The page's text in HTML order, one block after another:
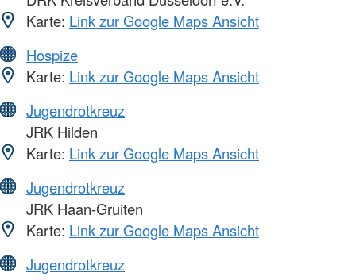
Karte: Link zur Google Maps Ansicht
Hospize
Karte: Link zur Google Maps Ansicht
Jugendrotkreuz
JRK Hilden
Karte: Link zur Google Maps Ansicht
Jugendrotkreuz
JRK Haan-Gruiten
Karte: Link zur Google Maps Ansicht
Jugendrotkreuz